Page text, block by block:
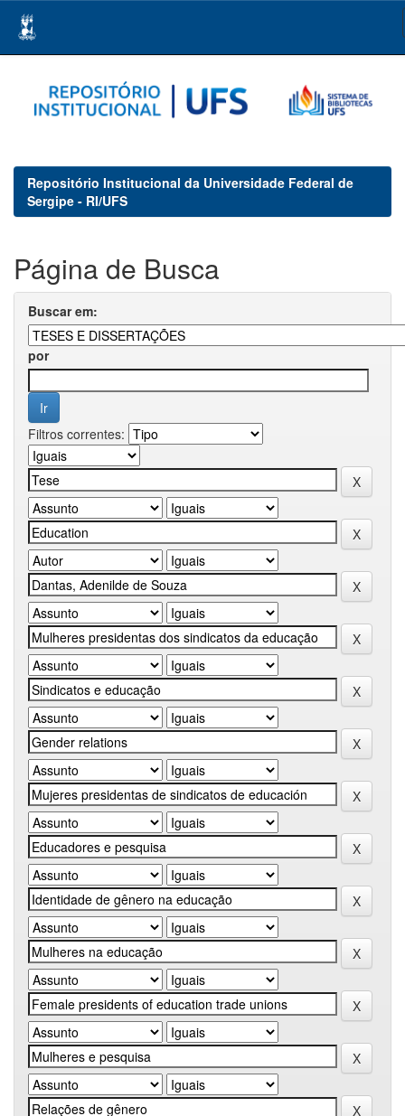
navigation
Repositório Institucional da Universidade Federal de
Sergipe - RI/UFS
Página de Busca
Buscar em:
por
Filtros correntes: